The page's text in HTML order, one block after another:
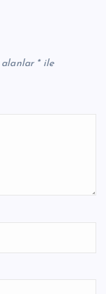
alanlar *ile